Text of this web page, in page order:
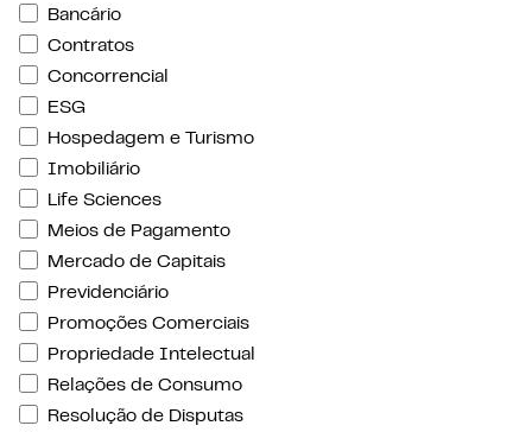
Bancário
Contratos
Concorrencial
ESG
Hospedagem e Turismo
Imobiliário
Life Sciences
Meios de Pagamento
Mercado de Capitais
Previdenciário
Promoções Comerciais
Propriedade Intelectual
Relações de Consumo
Resolução de Disputas